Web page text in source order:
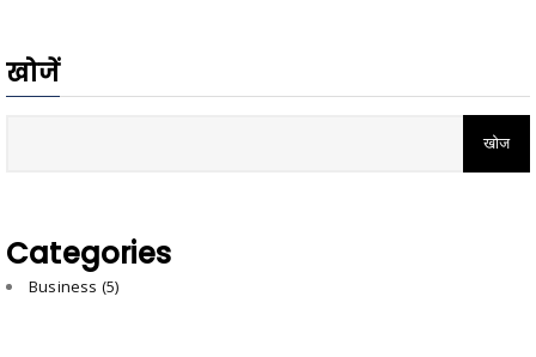
खोजें
Categories
Business (5)